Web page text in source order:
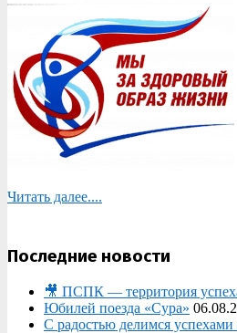
Читать далее....
Последние новости
🎥 ПСПК — территория
Юбилей поезда «Сура»
С радостью делимся